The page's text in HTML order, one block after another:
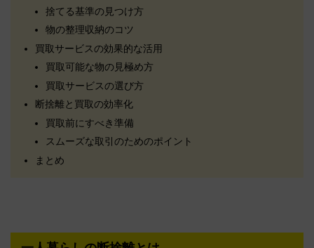
捨てる基準の見つけ方
物の整理収納のコツ
買取サービスの効果的な活用
買取可能な物の見極め方
買取サービスの選び方
断捨離と買取の効率化
買取前にすべき準備
スムーズな取引のためのポイント
まとめ